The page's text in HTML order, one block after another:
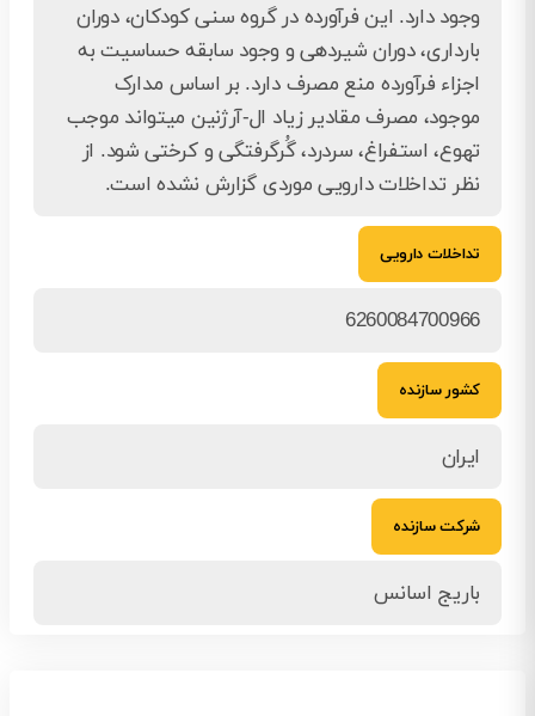
وجود دارد. این فرآورده در گروه سنی کودکان، دوران
بارداری، دوران شیردهی و وجود سابقه حساسیت به
اجزاء فرآورده منع مصرف دارد. بر اساس مدارک
موجود، مصرف مقادیر زیاد ال-آرژنین می­تواند موجب
تهوع، استفراغ، سردرد، گُرگرفتگی و کرختی شود. از
نظر تداخلات دارویی موردی گزارش نشده است.
تداخلات دارویی
6260084700966
کشور سازنده
ایران
شرکت سازنده
باریج اسانس